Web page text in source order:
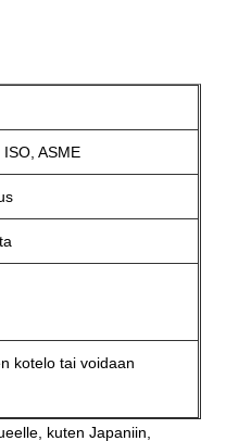
ASME
kotelo tai voidaan
kuten Japaniin,